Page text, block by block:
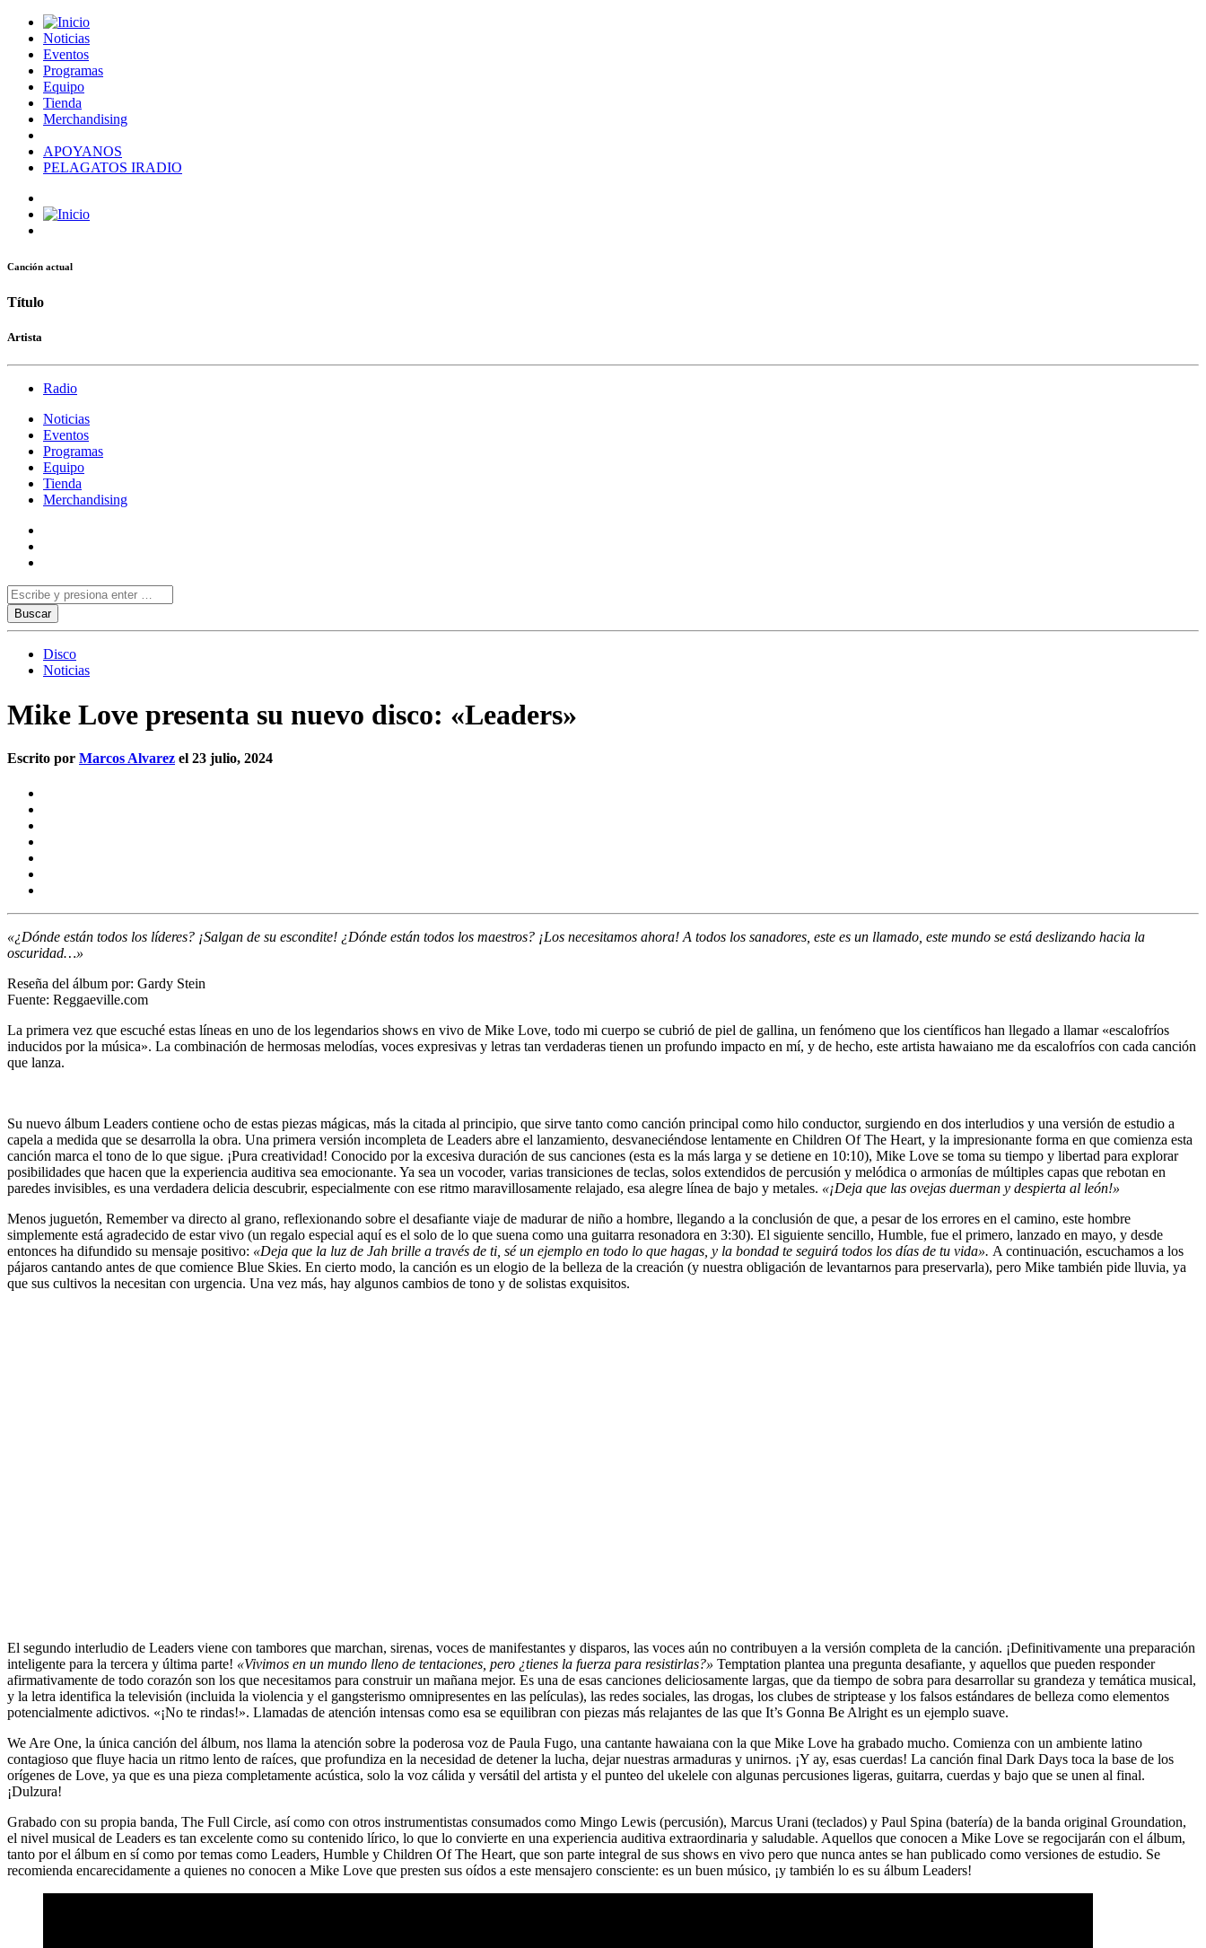
Noticias
Eventos
Programas
Equipo
Tienda
Merchandising
APOYANOS
PELAGATOS IRADIO
Canción actual
Título
Artista
Radio
Noticias
Eventos
Programas
Equipo
Tienda
Merchandising
Disco
Noticias
Mike Love presenta su nuevo disco: «Leaders»
Escrito por Marcos Alvarez el 23 julio, 2024
«¿Dónde están todos los líderes? ¡Salgan de su escondite! ¿Dónde están todos los maestros? ¡Los necesitamos ahora! A todos los sanadores, este es un llamado, este mundo se está deslizando hacia la
oscuridad…»
Reseña del álbum por: Gardy Stein
Fuente: Reggaeville.com
La primera vez que escuché estas líneas en uno de los legendarios shows en vivo de Mike Love, todo mi cuerpo se cubrió de piel de gallina, un fenómeno que los científicos han llegado a llamar «escalofríos
inducidos por la música». La combinación de hermosas melodías, voces expresivas y letras tan verdaderas tienen un profundo impacto en mí, y de hecho, este artista hawaiano me da escalofríos con cada canción
que lanza.
Su nuevo álbum Leaders contiene ocho de estas piezas mágicas, más la citada al principio, que sirve tanto como canción principal como hilo conductor, surgiendo en dos interludios y una versión de estudio a
capela a medida que se desarrolla la obra. Una primera versión incompleta de Leaders abre el lanzamiento, desvaneciéndose lentamente en Children Of The Heart, y la impresionante forma en que comienza esta
canción marca el tono de lo que sigue. ¡Pura creatividad! Conocido por la excesiva duración de sus canciones (esta es la más larga y se detiene en 10:10), Mike Love se toma su tiempo y libertad para explorar
posibilidades que hacen que la experiencia auditiva sea emocionante. Ya sea un vocoder, varias transiciones de teclas, solos extendidos de percusión y melódica o armonías de múltiples capas que rebotan en
paredes invisibles, es una verdadera delicia descubrir, especialmente con ese ritmo maravillosamente relajado, esa alegre línea de bajo y metales. «¡Deja que las ovejas duerman y despierta al león!»
Menos juguetón, Rememberva directo al grano, reflexionando sobre el desafiante viaje de madurar de niño a hombre, llegando a la conclusión de que, a pesar de los errores en el camino, este hombre
simplemente está agradecido de estar vivo (un regalo especial aquí es el solo de lo que suena como una guitarra resonadora en 3:30). El siguiente sencillo, Humble, fue el primero, lanzado en mayo, y desde
entonces ha difundido su mensaje positivo: «Deja que la luz de Jah brille a través de ti, sé un ejemplo en todo lo que hagas, y la bondad te seguirá todos los días de tu vida». A continuación, escuchamos a los
pájaros cantando antes de que comience Blue Skies. En cierto modo, la canción es un elogio de la belleza de la creación (y nuestra obligación de levantarnos para preservarla), pero Mike también pide lluvia, ya
que sus cultivos la necesitan con urgencia. Una vez más, hay algunos cambios de tono y de solistas exquisitos.
El segundo interludio de Leaders viene con tambores que marchan, sirenas, voces de manifestantes y disparos, las voces aún no contribuyen a la versión completa de la canción. ¡Definitivamente una preparación
inteligente para la tercera y última parte! «Vivimos en un mundo lleno de tentaciones, pero ¿tienes la fuerza para resistirlas?» Temptation plantea una pregunta desafiante, y aquellos que pueden responder
afirmativamente de todo corazón son los que necesitamos para construir un mañana mejor. Es una de esas canciones deliciosamente largas, que da tiempo de sobra para desarrollar su grandeza y temática musical,
y la letra identifica la televisión (incluida la violencia y el gangsterismo omnipresentes en las películas), las redes sociales, las drogas, los clubes de striptease y los falsos estándares de belleza como elementos
potencialmente adictivos. «¡No te rindas!». Llamadas de atención intensas como esa se equilibran con piezas más relajantes de las que It’s Gonna Be Alrightes un ejemplo suave.
We Are One, la única canción del álbum, nos llama la atención sobre la poderosa voz de Paula Fugo, una cantante hawaiana con la que Mike Love ha grabado mucho. Comienza con un ambiente latino
contagioso que fluye hacia un ritmo lento de raíces, que profundiza en la necesidad de detener la lucha, dejar nuestras armaduras y unirnos. ¡Y ay, esas cuerdas! La canción final Dark Days toca la base de los
orígenes de Love, ya que es una pieza completamente acústica, solo la voz cálida y versátil del artista y el punteo del ukelele con algunas percusiones ligeras, guitarra, cuerdas y bajo que se unen al final.
¡Dulzura!
Grabado con su propia banda, The Full Circle, así como con otros instrumentistas consumados como Mingo Lewis (percusión), Marcus Urani (teclados) y Paul Spina (batería) de la banda original Groundation,
el nivel musical de Leaders es tan excelente como su contenido lírico, lo que lo convierte en una experiencia auditiva extraordinaria y saludable. Aquellos que conocen a Mike Love se regocijarán con el álbum,
tanto por el álbum en sí como por temas como Leaders, Humble y Children Of The Heart, que son parte integral de sus shows en vivo pero que nunca antes se han publicado como versiones de estudio. Se
recomienda encarecidamente a quienes no conocen a Mike Love que presten sus oídos a este mensajero consciente: es un buen músico, ¡y también lo es su álbum Leaders!